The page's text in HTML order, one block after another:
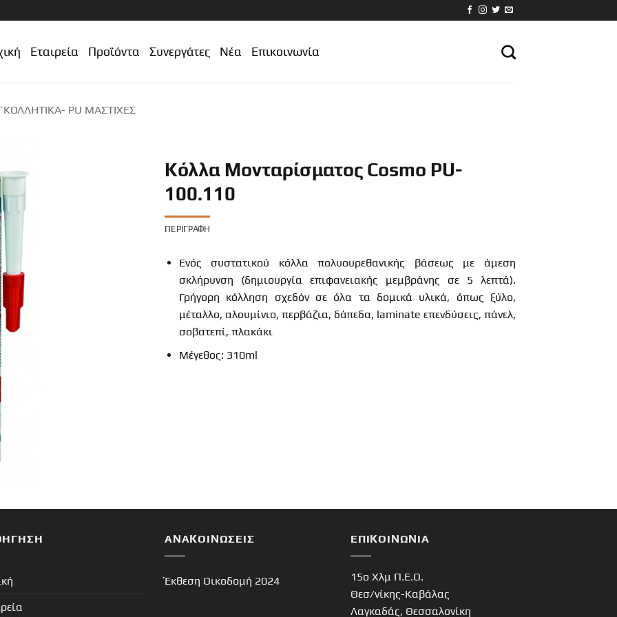
Εταιρεία Προϊόντα Συνεργάτες Νέα Επικοινωνία
PU ΜΑΣΤΊΧΕΣ
Κόλλα Μονταρίσματος Cosmo PU-
100.110
ΠΕΡΙΓΡΑΦΉ
Ενός συστατικού κόλλα πολυουρεθανικής βάσεως με άμεση
σκλήρυνση (δημιουργία επιφανειακής μεμβράνης σε 5 λεπτά).
Γρήγορη κόλληση σχεδόν σε όλα τα δομικά υλικά, όπως ξύλο,
μέταλλο, αλουμίνιο, περβάζια, δάπεδα, laminate επενδύσεις, πάνελ,
σοβατεπί, πλακάκι
Μέγεθος: 310ml
ΑΝΑΚΟΙΝΏΣΕΙΣ
Έκθεση Οικοδομή 2024
ΕΠΙΚΟΙΝΩΝΊΑ
15o Χλμ Π.Ε.Ο.
Θεσ/νίκης-Καβάλας
Λαγκαδάς, Θεσσαλονίκη